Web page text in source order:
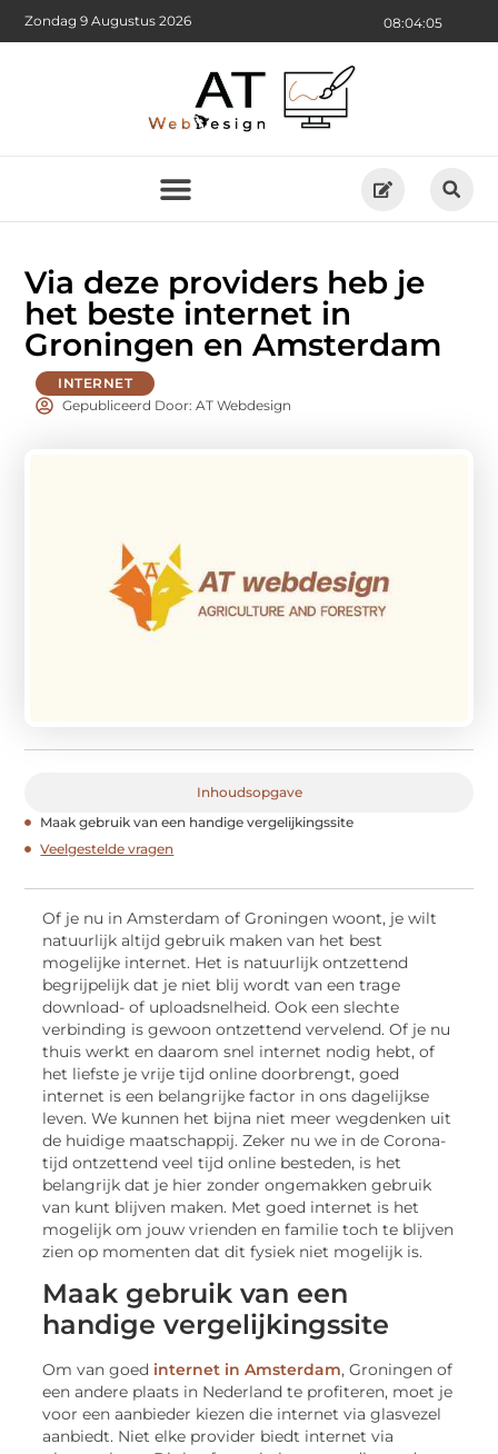
08:04:06
Zondag 9 Augustus 2026
Via deze providers heb je
het beste internet in
Groningen en Amsterdam
INTERNET
Gepubliceerd Door: AT Webdesign
Inhoudsopgave
Maak gebruik van een handige vergelijkingssite
Veelgestelde vragen
Of je nu in Amsterdam of Groningen woont, je wilt
natuurlijk altijd gebruik maken van het best
mogelijke internet. Het is natuurlijk ontzettend
begrijpelijk dat je niet blij wordt van een trage
download- of uploadsnelheid. Ook een slechte
verbinding is gewoon ontzettend vervelend. Of je nu
thuis werkt en daarom snel internet nodig hebt, of
het liefste je vrije tijd online doorbrengt, goed
internet is een belangrijke factor in ons dagelijkse
leven. We kunnen het bijna niet meer wegdenken uit
de huidige maatschappij. Zeker nu we in de Corona-
tijd ontzettend veel tijd online besteden, is het
belangrijk dat je hier zonder ongemakken gebruik
van kunt blijven maken. Met goed internet is het
mogelijk om jouw vrienden en familie toch te blijven
zien op momenten dat dit fysiek niet mogelijk is.
Maak gebruik van een
handige vergelijkingssite
Om van goed internet in Amsterdam, Groningen of
een andere plaats in Nederland te profiteren, moet je
voor een aanbieder kiezen die internet via glasvezel
aanbiedt. Niet elke provider biedt internet via